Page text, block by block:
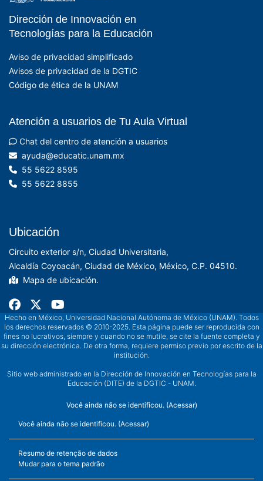
Dirección de Innovación en
Tecnologías para la Educación
Aviso de privacidad simplificado
Avisos de privacidad de la DGTIC
Código de ética de la UNAM
Atención a usuarios de Tu Aula Virtual
Chat del centro de atención a usuarios
xm.manu.citacude@aduya
55 5622 8595
55 5622 8855
Ubicación
Circuito exterior s/n, Ciudad Universitaria,
Alcaldía Coyoacán, Ciudad de México, México, C.P. 04510.
Mapa de ubicación.
Hecho en México, Universidad Nacional Autónoma de México (UNAM). Todos
los derechos reservados © 2010-2025. Esta página puede ser reproducida con
fines no lucrativos, siempre y cuando no se mutile, se cite la fuente completa y
su dirección electrónica. De otra forma, requiere permiso previo por escrito de la
institución.
Sitio web administrado en la Dirección de Innovación en Tecnologías para la
Educación (DITE) de la DGTIC - UNAM.
Você ainda não se identificou. (Acessar)
Você ainda não se identificou. (Acessar)
Resumo de retenção de dados
Mudar para o tema padrão